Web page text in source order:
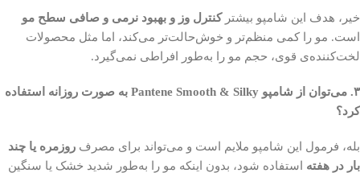
خیر، هدف این شامپو بیشترکنترل وز و بهبود نرمی و صافی سطح مو
است. مو را کمی منظم‌تر و خوش‌حالت‌تر می‌کند، اما مثل محصولات
لخت‌کننده‌ی قوی، حجم مو را به‌طور افراطی نمی‌گیرد.
۳. می‌توان از شامپو Pantene Smooth & Silky به صورت روزانه استفاده
کرد؟
بله، فرمول این شامپو ملایم است و می‌تواند برای مصرف روزمره یا چند
بار در هفته استفاده شود، بدون اینکه مو را به‌طور شدید خشک یا سنگین